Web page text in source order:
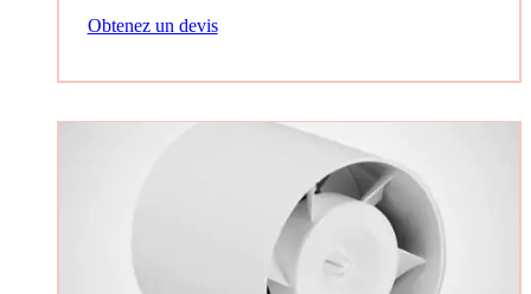
Obtenez un devis